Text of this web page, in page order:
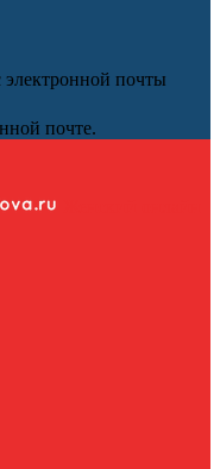
почты
почте.